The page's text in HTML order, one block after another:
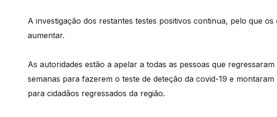
A investigação dos restantes testes positivos continua, pelo que
aumentar.
As autoridades estão a apelar a todas as pessoas que
semanas para fazerem o teste de deteção da covid-19 e
para cidadãos regressados da região.